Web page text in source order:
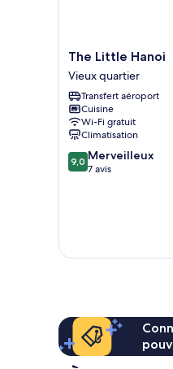
canapé-
lit,
cuisine,
vue
ville
The
Little
Hanoi
Vieux
quartier
The Little Hanoi
Vieux quartier
Transfert aéroport
Cuisine
Wi-Fi gratuit
Climatisation
9.0
sur
9,0 Merveilleux
7 avis